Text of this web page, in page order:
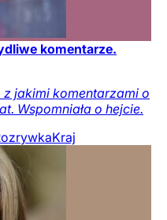
komentarze.
z jakimi komentarzami o
Wspomniała o hejcie.
Kraj